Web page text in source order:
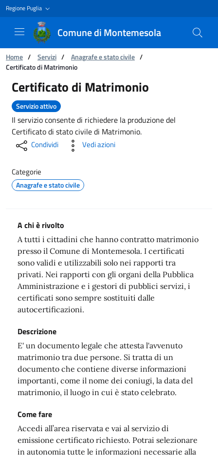
Regione Puglia
Comune di Montemesola
Ti trovi in:
Home / Servizi / Anagrafe e stato civile /
Certificato di Matrimonio
Certificato di Matrimonio
Certificato di Matrimonio
Servizio attivo
Il servizio consente di richiedere la produzione del
Certificato di stato civile di Matrimonio.
Condividi Vedi azioni
Categorie
Anagrafe e stato civile
A chi è rivolto
A tutti i cittadini che hanno contratto matrimonio
presso il Comune di Montemesola. I certificati
sono validi e utilizzabili solo nei rapporti tra
privati. Nei rapporti con gli organi della Pubblica
Amministrazione e i gestori di pubblici servizi, i
certificati sono sempre sostituiti dalle
autocertificazioni.
Descrizione
E' un documento legale che attesta l'avvenuto
matrimonio tra due persone. Si tratta di un
documento che contiene diverse informazioni
importanti, come il nome dei coniugi, la data del
matrimonio, il luogo in cui è stato celebrato.
Come fare
Accedi all’area riservata e vai al servizio di
emissione certificato richiesto. Potrai selezionare
in autonomia tutte le informazioni necessarie alla